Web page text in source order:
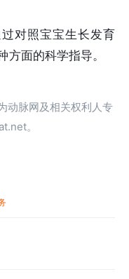
对照宝宝生长发育
面的科学指导。
动脉网及相关权利人专
。